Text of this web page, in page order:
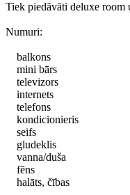
Tiek piedāvāti deluxe room
Numuri:
balkons
mini bārs
televizors
internets
telefons
kondicionieris
seifs
gludeklis
vanna/duša
fēns
halāts, čības